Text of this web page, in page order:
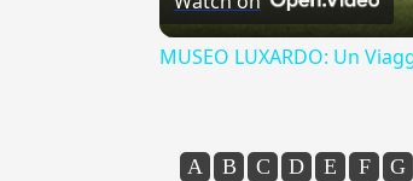
MUSEO LUXARDO: Un
A B C D E F G